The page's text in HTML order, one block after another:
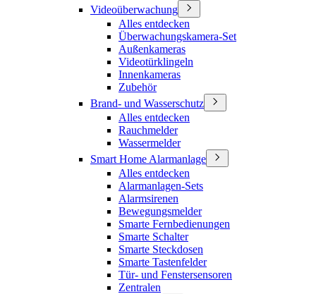
Videoüberwachung
Alles entdecken
Überwachungskamera-Set
Außenkameras
Videotürklingeln
Innenkameras
Zubehör
Brand- und Wasserschutz
Alles entdecken
Rauchmelder
Wassermelder
Smart Home Alarmanlage
Alles entdecken
Alarmanlagen-Sets
Alarmsirenen
Bewegungsmelder
Smarte Fernbedienungen
Smarte Schalter
Smarte Steckdosen
Smarte Tastenfelder
Tür- und Fenstersensoren
Zentralen